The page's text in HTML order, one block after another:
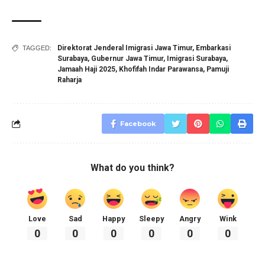
TAGGED: Direktorat Jenderal Imigrasi Jawa Timur, Embarkasi
Surabaya, Gubernur Jawa Timur, Imigrasi Surabaya,
Jamaah Haji 2025, Khofifah Indar Parawansa, Pamuji
Raharja
Facebook
What do you think?
Love
0
Sad
0
Happy
0
Sleepy
0
Angry
0
Wink
0